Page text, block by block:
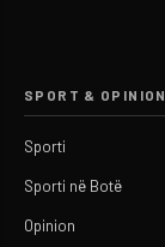
SPORT & OPINION
Sporti
Sporti në Botë
Opinion